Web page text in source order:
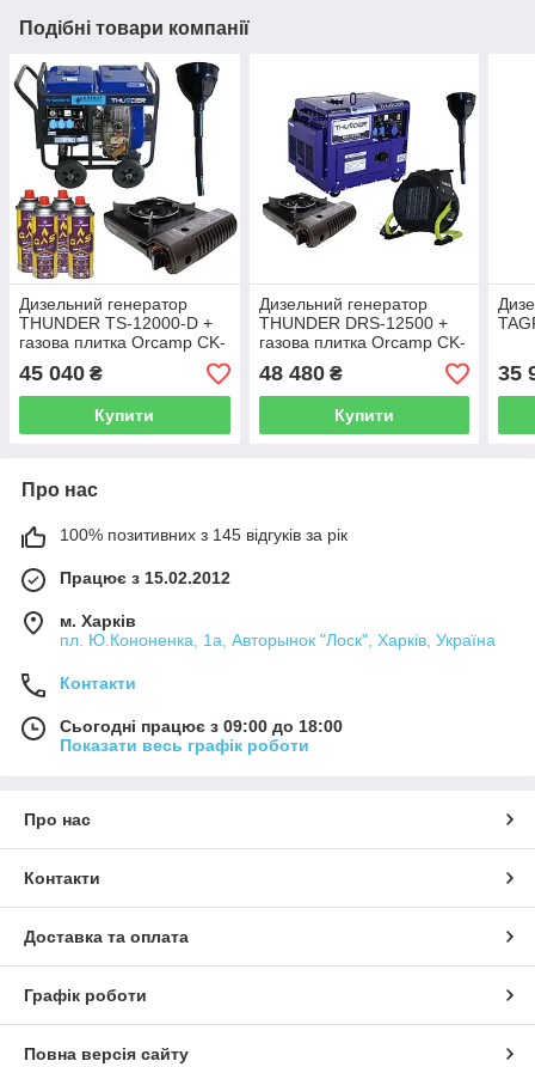
Подібні товари компанії
Дизельний генератор
THUNDER TS-12000-D +
газова плитка Orcamp CK-
505 + 4 газових картриджа
400 мл
45 040 ₴
Купити
Дизельний генератор
THUNDER DRS-12500 +
газова плитка Orcamp CK-
505 + електричний
обігрівач Gardyer HE2000
48 480₴
Купити
35
Про нас
100% позитивних з 145 відгуків за рік
Працює з 15.02.2012
м. Харків
пл. Ю.Кононенка, 1а, Авторынок "Лоск", Харків, Україна
Контакти
Сьогодні працює з 09:00 до 18:00
Показати весь графік роботи
Про нас
Контакти
Доставка та оплата
Графік роботи
Повна версія сайту